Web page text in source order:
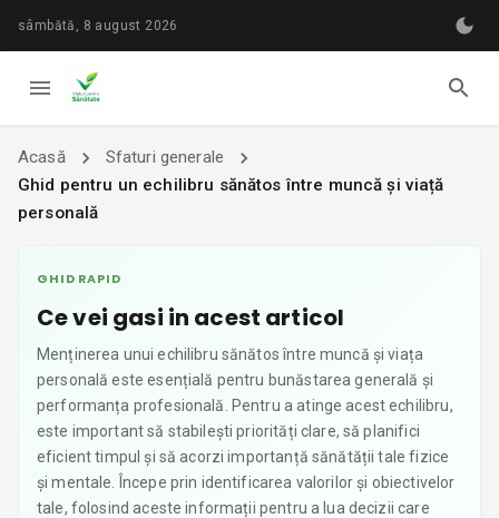
sâmbătă, 8 august 2026
Acasă
Sfaturi generale
Ghid pentru un echilibru sănătos între muncă și viață
personală
GHID RAPID
Ce vei gasi in acest articol
Menținerea unui echilibru sănătos între muncă și viața
personală este esențială pentru bunăstarea generală și
performanța profesională. Pentru a atinge acest echilibru,
este important să stabilești priorități clare, să planifici
eficient timpul și să acorzi importanță sănătății tale fizice
și mentale. Începe prin identificarea valorilor și obiectivelor
tale, folosind aceste informații pentru a lua decizii care